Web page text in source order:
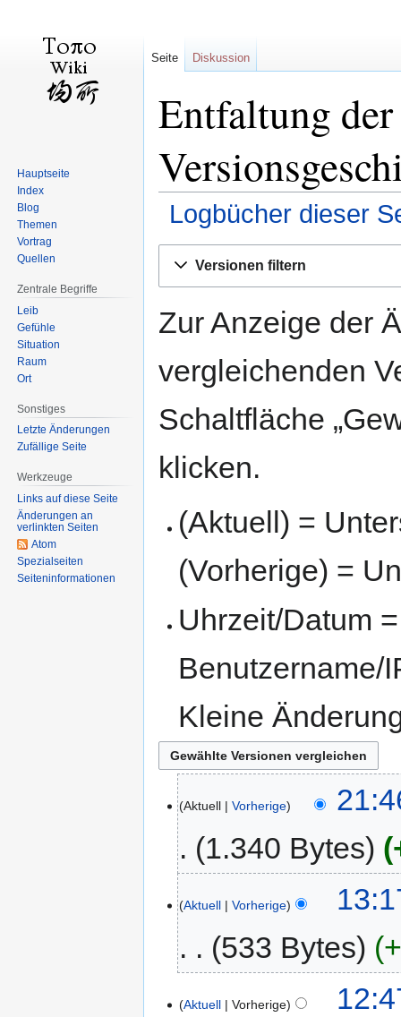
Entfaltung
Logbücher dieser
Navigation
Suche
Versionen filtern
Zur Anzeige der
vergleichenden
Schaltfläche
klicken.
(Aktuell) =
(Vorherige) =
Uhrzeit/Datum
Benutzername/
Kleine
Aktuell Vorherige
1.340 Bytes
Aktuell Vorherige
533 Bytes
Aktuell Vorherige
Seite Diskussion
Hauptseite
Index
Blog
Themen
Vortrag
Quellen
Zentrale Begriffe
Leib
Gefühle
Situation
Raum
Ort
Sonstiges
Letzte Änderungen
Zufällige Seite
Werkzeuge
Links auf diese Seite
Änderungen an
verlinkten Seiten
Atom
Spezialseiten
Seiten­informationen